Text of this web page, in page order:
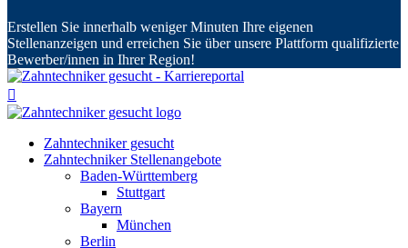
Erstellen Sie innerhalb weniger Minuten Ihre eigenen
Stellenanzeigen und erreichen Sie über unsere Plattform qualifizierte
Bewerber/innen in Ihrer Region!
Zahntechniker gesucht
Zahntechniker Stellenangebote
Baden-Württemberg
Stuttgart
Bayern
München
Berlin